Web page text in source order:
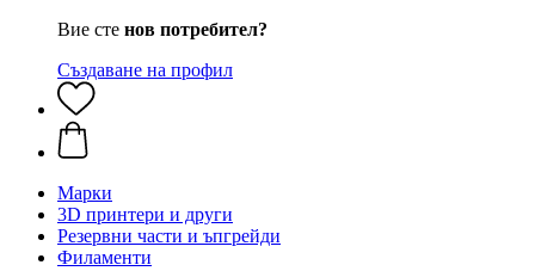
Вие сте нов потребител?
Създаване на профил
Mарки
3D принтери и други
Резервни части и ъпгрейди
Филаменти